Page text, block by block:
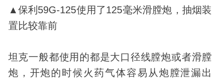
▲保利59G-125使用了125毫米滑膛炮，抽烟装
置比较靠前
坦克一般都使用的都是大口径线膛炮或者滑膛
炮，开炮的时候火药气体容易从炮膛泄漏出